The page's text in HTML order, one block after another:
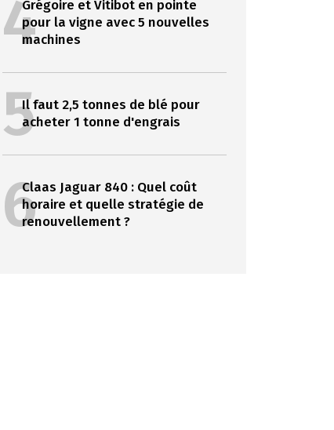
4Grégoire et Vitibot en pointe
pour la vigne avec 5 nouvelles
machines
5Il faut 2,5 tonnes de blé pour
acheter 1 tonne d'engrais
6Claas Jaguar 840 : Quel coût
horaire et quelle stratégie de
renouvellement ?